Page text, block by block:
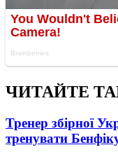
ЧИТАЙТЕ
Тренер збірної
тренувати